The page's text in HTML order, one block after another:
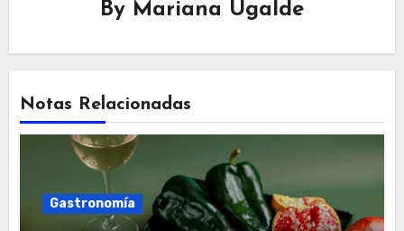
By Mariana Ugalde
Notas Relacionadas
Gastronomía